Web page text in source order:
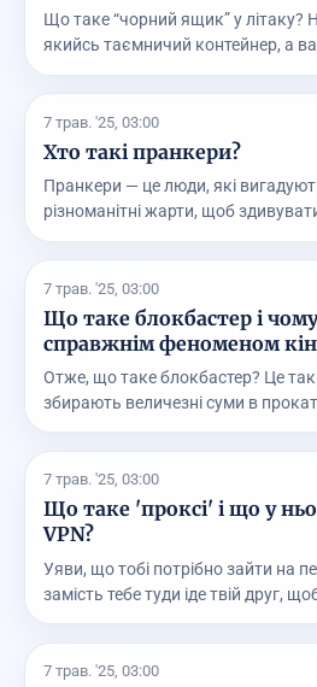
Що таке “чорний ящик” у літаку?
якийсь таємничий контейнер, а
7 трав. '25, 03:00
Хто такі пранкери?
Пранкери — це люди, які
різноманітні жарти, щоб
7 трав. '25, 03:00
Що таке блокбастер і
справжнім феноменом
Отже, що таке блокбастер? Це
збирають величезні суми в
7 трав. '25, 03:00
Що таке 'проксі' і що у
VPN?
Уяви, що тобі потрібно зайти на
замість тебе туди іде твій друг,
7 трав. '25, 03:00